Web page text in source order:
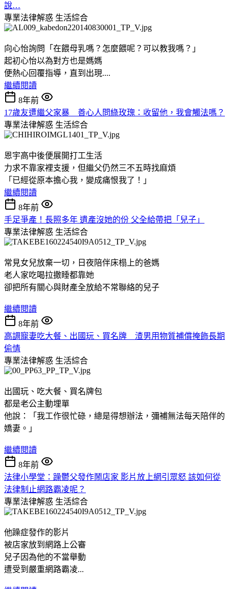
說…
專業法律解惑 生活綜合
向心怡詢問「在餵母乳嗎？怎麼餵呢？可以教我嗎？」
起初心怡以為對方也是媽媽
便熱心回覆指導，直到出現....
繼續閱讀
8年前
17歲友遭繼父家暴 善心人問綠玫瑰：收留他，我會觸法嗎？
專業法律解惑 生活綜合
恩宇高中後便展開打工生活
力求不靠家裡支援，但繼父仍然三不五時找麻煩
「已經從原本擔心我，變成痛恨我了！」
繼續閱讀
8年前
手足爭產！長照多年 遺產沒她的份 父全給帶把「兒子」
專業法律解惑 生活綜合
常見女兒放棄一切，日夜陪伴床榻上的爸媽
老人家吃喝拉撒睡都靠她
卻把所有關心與財產全放給不常聯絡的兒子
繼續閱讀
8年前
高調寵妻吃大餐、出國玩、買名牌 渣男用物質補償掩飾長期
偷情
專業法律解惑 生活綜合
出國玩、吃大餐、買名牌包
都是老公主動埋單
他說：「我工作很忙碌，總是得想辦法，彌補無法每天陪伴的
嬌妻。」
繼續閱讀
8年前
法律小學堂：躁鬱父發作鬧店家 影片放上網引眾怒 該如何從
法律制止網路霸凌呢？
專業法律解惑 生活綜合
他躁症發作的影片
被店家放到網路上公審
兒子因為他的不當舉動
遭受到嚴重網路霸凌...